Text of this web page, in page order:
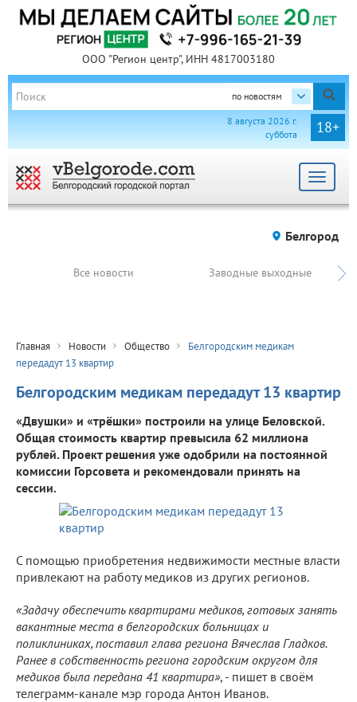
ООО "Регион центр", ИНН 4817003180
по новостям
18+
8 августа 2026 г.
суббота
Toggle
Белгород
Все новости Заводные выходные
Главная Новости Общество
Белгородским медикам
передадут 13 квартир
Белгородским медикам передадут 13 квартир
«Двушки» и «трёшки» построили на улице Беловской.
Общая стоимость квартир превысила 62 миллиона
рублей. Проект решения уже одобрили на постоянной
комиссии Горсовета и рекомендовали принять на
сессии.
С помощью приобретения недвижимости местные власти
привлекают на работу медиков из других регионов.
«Задачу обеспечить квартирами медиков, готовых занять
вакантные места в белгородских больницах и
поликлиниках, поставил глава региона Вячеслав Гладков.
Ранее в собственность региона городским округом для
медиков была передана 41 квартира», - пишет в своём
телеграмм-канале мэр города Антон Иванов.